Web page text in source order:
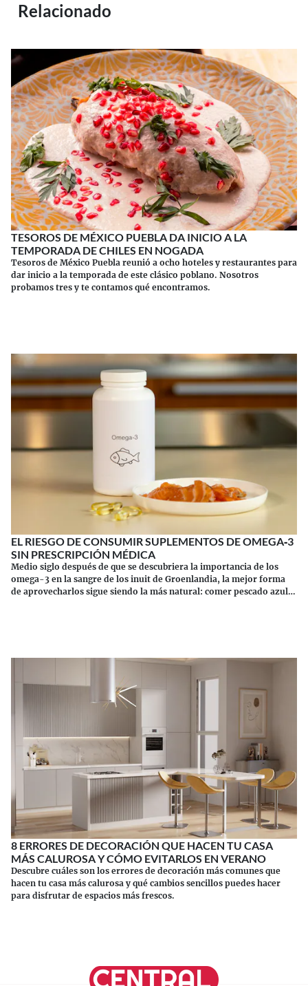
Relacionado
TESOROS DE MÉXICO PUEBLA DA INICIO A LA
TEMPORADA DE CHILES EN NOGADA
Tesoros de México Puebla reunió a ocho hoteles y restaurantes para
dar inicio a la temporada de este clásico poblano. Nosotros
probamos tres y te contamos qué encontramos.
EL RIESGO DE CONSUMIR SUPLEMENTOS DE OMEGA‑3
SIN PRESCRIPCIÓN MÉDICA
Medio siglo después de que se descubriera la importancia de los
omega-3 en la sangre de los inuit de Groenlandia, la mejor forma
de aprovecharlos sigue siendo la más natural: comer pescado azul.
8 ERRORES DE DECORACIÓN QUE HACEN TU CASA
MÁS CALUROSA Y CÓMO EVITARLOS EN VERANO
Descubre cuáles son los errores de decoración más comunes que
hacen tu casa más calurosa y qué cambios sencillos puedes hacer
para disfrutar de espacios más frescos.